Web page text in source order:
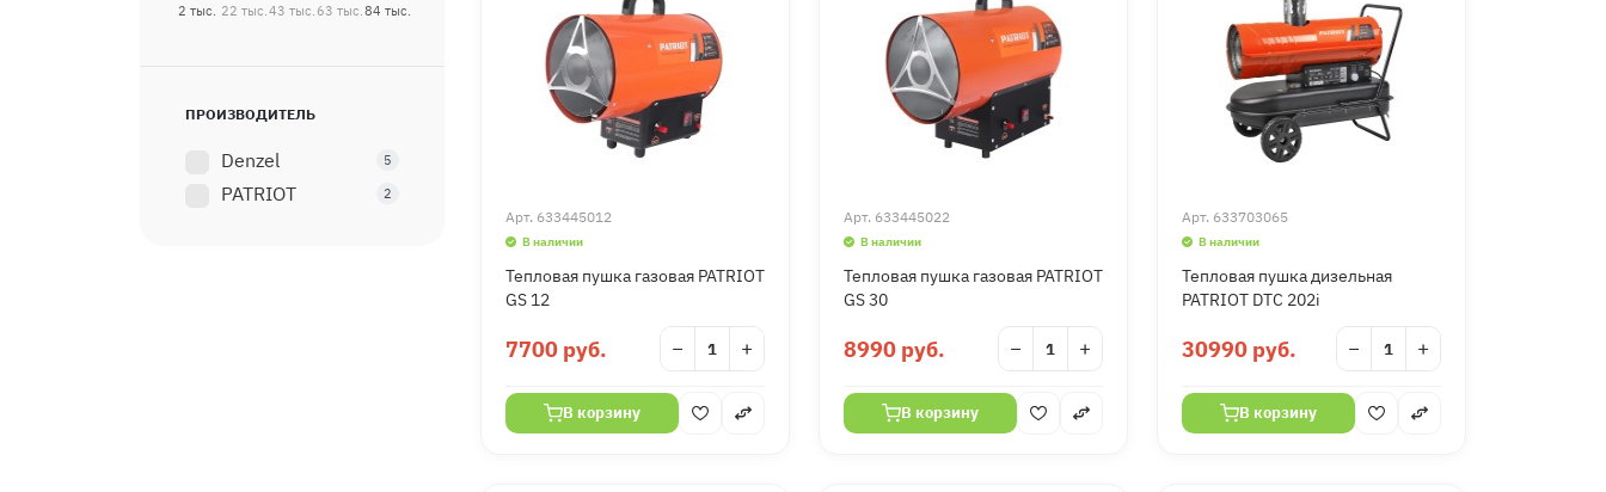
2 тыс. 22 тыс.43 тыс. 63 тыс.84 тыс.
ПРОИЗВОДИТЕЛЬ
Denzel 5
PATRIOT 2
Арт. 633445012
В наличии
Тепловая пушка газовая PATRIOT
GS 12
7700 руб. − +
В корзину
Арт. 633445022
В наличии
Тепловая пушка газовая PATRIOT
GS 30
8990 руб. − +
В корзину
Арт. 633703065
В наличии
Тепловая пушка дизельная
PATRIOT DTC 202i
30990 руб. − +
В корзину